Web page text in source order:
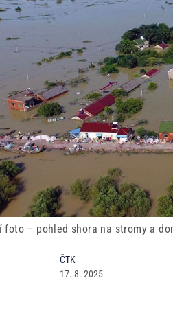
foto – pohled shora na stromy a
ČTK
17. 8. 2025